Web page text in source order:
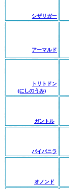
シザリガー
アーマルド
トリトドン
(にしのうみ)
ガントル
バイバニラ
オノンド